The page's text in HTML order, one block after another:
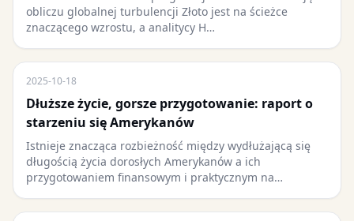
obliczu globalnej turbulencji Złoto jest na ścieżce
znaczącego wzrostu, a analitycy H…
2025-10-18
Dłuższe życie, gorsze przygotowanie: raport o
starzeniu się Amerykanów
Istnieje znacząca rozbieżność między wydłużającą się
długością życia dorosłych Amerykanów a ich
przygotowaniem finansowym i praktycznym na…